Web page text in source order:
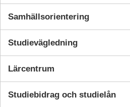
Samhällsorientering
Studievägledning
Lärcentrum
Studiebidrag och studielån